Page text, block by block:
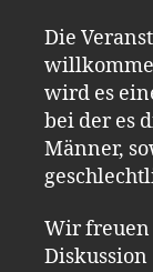
Die
wird es
bei der es
Männer,
Wir freuen
Diskussion